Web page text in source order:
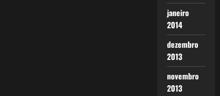
janeiro
2014
dezembro
2013
novembro
2013